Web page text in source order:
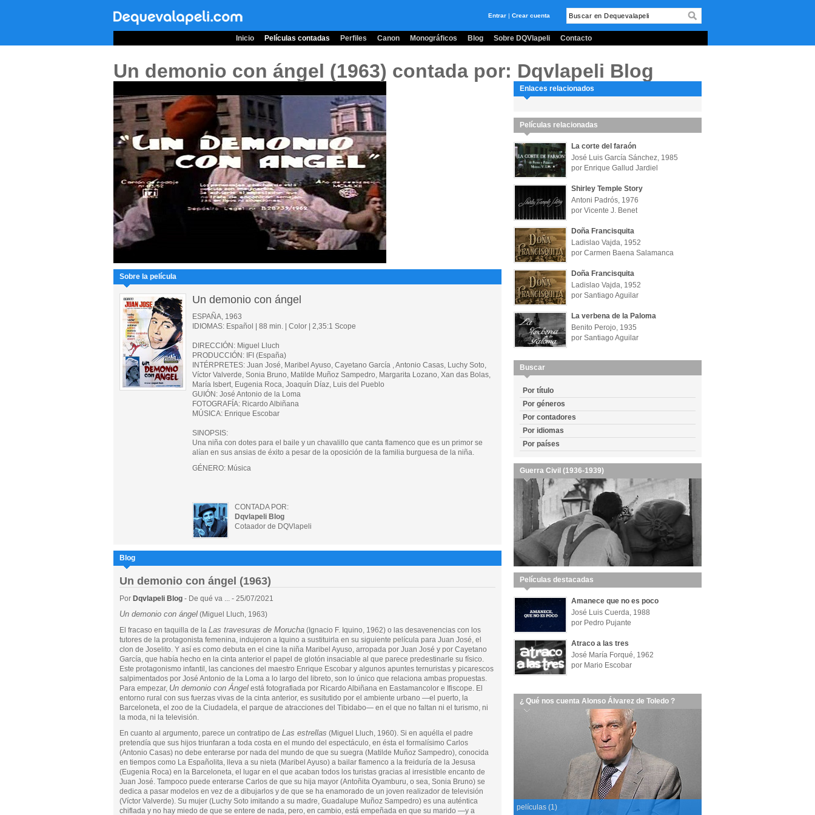
Entrar | Crear cuenta
Inicio Películas contadas Perfiles Canon Monográficos Blog Sobre DQVlapeli Contacto
Un demonio con ángel (1963) contada por: Dqvlapeli Blog
Sobre la película
Un demonio con ángel
ESPAÑA, 1963
IDIOMAS: Español | 88 min. | Color | 2,35:1 Scope
DIRECCIÓN: Miguel Lluch
PRODUCCIÓN: IFI (España)
INTÉRPRETES: Juan José, Maribel Ayuso, Cayetano García , Antonio Casas, Luchy Soto,
Víctor Valverde, Sonia Bruno, Matilde Muñoz Sampedro, Margarita Lozano, Xan das Bolas,
María Isbert, Eugenia Roca, Joaquín Díaz, Luis del Pueblo
GUIÓN: José Antonio de la Loma
FOTOGRAFÍA: Ricardo Albiñana
MÚSICA: Enrique Escobar
SINOPSIS:
Una niña con dotes para el baile y un chavalillo que canta flamenco que es un primor se
alían en sus ansias de éxito a pesar de la oposición de la familia burguesa de la niña.
GÉNERO: Música
CONTADA POR:
Dqvlapeli Blog
Cotaador de DQVlapeli
Blog
Un demonio con ángel (1963)
Por Dqvlapeli Blog - De qué va ... - 25/07/2021
Un demonio con ángel (Miguel Lluch, 1963)
El fracaso en taquilla de la Las travesuras de Morucha (Ignacio F. Iquino, 1962) o las desavenencias con los
tutores de la protagonista femenina, indujeron a Iquino a sustituirla en su siguiente película para Juan José, el
clon de Joselito. Y así es como debuta en el cine la niña Maribel Ayuso, arropada por Juan José y por Cayetano
García, que había hecho en la cinta anterior el papel de glotón insaciable al que parece predestinarle su físico.
Este protagonismo infantil, las canciones del maestro Enrique Escobar y algunos apuntes ternuristas y picarescos
salpimentados por José Antonio de la Loma a lo largo del libreto, son lo único que relaciona ambas propuestas.
Para empezar, Un demonio con Ángel está fotografiada por Ricardo Albiñana en Eastamancolor e Ifiscope. El
entorno rural con sus fuerzas vivas de la cinta anterior, es susitutido por el ambiente urbano —el puerto, la
Barceloneta, el zoo de la Ciudadela, el parque de atracciones del Tibidabo— en el que no faltan ni el turismo, ni
la moda, ni la televisión.
En cuanto al argumento, parece un contratipo de Las estrellas (Miguel Lluch, 1960). Si en aquélla el padre
pretendía que sus hijos triunfaran a toda costa en el mundo del espectáculo, en ésta el formalísimo Carlos
(Antonio Casas) no debe enterarse por nada del mundo de que su suegra (Matilde Muñoz Sampedro), conocida
en tiempos como La Españolita, lleva a su nieta (Maribel Ayuso) a bailar flamenco a la freiduría de la Jesusa
(Eugenia Roca) en la Barceloneta, el lugar en el que acaban todos los turistas gracias al irresistible encanto de
Juan José. Tampoco puede enterarse Carlos de que su hija mayor (Antoñita Oyamburu, o sea, Sonia Bruno) se
dedica a pasar modelos en vez de a dibujarlos y de que se ha enamorado de un joven realizador de televisión
(Víctor Valverde). Su mujer (Luchy Soto imitando a su madre, Guadalupe Muñoz Sampedro) es una auténtica
chiflada y no hay miedo de que se entere de nada, pero, en cambio, está empeñada en que su marido —y a
Enlaces relacionados
Películas relacionadas
La corte del faraón
José Luis García Sánchez, 1985
por Enrique Gallud Jardiel
Shirley Temple Story
Antoni Padrós, 1976
por Vicente J. Benet
Doña Francisquita
Ladislao Vajda, 1952
por Carmen Baena Salamanca
Doña Francisquita
Ladislao Vajda, 1952
por Santiago Aguilar
La verbena de la Paloma
Benito Perojo, 1935
por Santiago Aguilar
Buscar
Por título
Por géneros
Por contadores
Por idiomas
Por países
Guerra Civil (1936-1939)
Películas destacadas
Amanece que no es poco
José Luis Cuerda, 1988
por Pedro Pujante
Atraco a las tres
José María Forqué, 1962
por Mario Escobar
¿ Qué nos cuenta Alonso Álvarez de Toledo ?
películas (1)